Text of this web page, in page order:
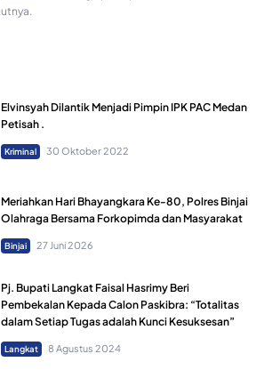
Elvinsyah Dilantik Menjadi Pimpin IPK PAC Medan
Petisah .
Kriminal 30 Oktober 2022
Meriahkan Hari Bhayangkara Ke-80, Polres Binjai
Olahraga Bersama Forkopimda dan Masyarakat
Binjai 27 Juni 2026
Pj. Bupati Langkat Faisal Hasrimy Beri
Pembekalan Kepada Calon Paskibra: “Totalitas
dalam Setiap Tugas adalah Kunci Kesuksesan”
Langkat 8 Agustus 2024